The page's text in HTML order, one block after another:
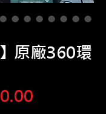
原廠360環